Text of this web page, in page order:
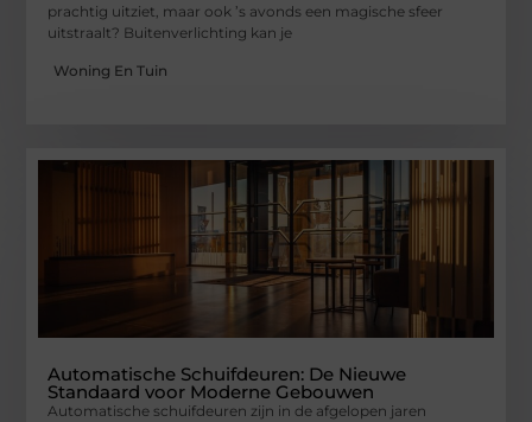
prachtig uitziet, maar ook ’s avonds een magische sfeer
uitstraalt? Buitenverlichting kan je
Woning En Tuin
Automatische Schuifdeuren: De Nieuwe
Standaard voor Moderne Gebouwen
Automatische schuifdeuren zijn in de afgelopen jaren